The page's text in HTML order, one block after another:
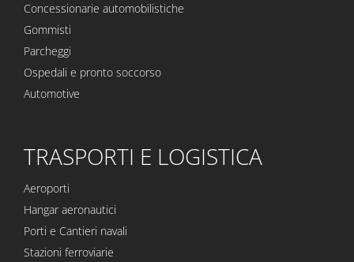
Concessionarie automobilistiche
Gommisti
Parcheggi
Ospedali e pronto soccorso
Automotive
TRASPORTI E LOGISTICA
Aeroporti
Hangar aeronautici
Porti e Cantieri navali
Stazioni ferroviarie